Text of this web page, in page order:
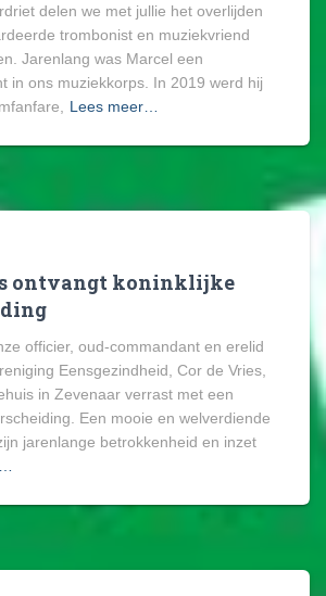
delen we met jullie het overlijden
trombonist en muziekvriend
Jarenlang was Marcel een
in ons muziekkorps. In 2019 werd hij
Lees meer…
ontvangt koninklijke
officier, oud-commandant en erelid
Eensgezindheid, Cor de Vries,
in Zevenaar verrast met een
Een mooie en welverdiende
jarenlange betrokkenheid en inzet